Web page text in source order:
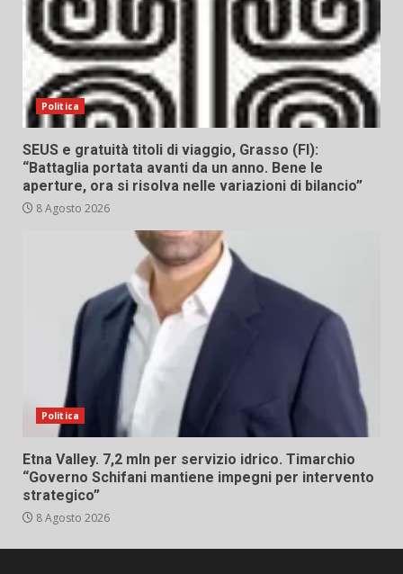
Politica
SEUS e gratuità titoli di viaggio, Grasso (FI):
“Battaglia portata avanti da un anno. Bene le
aperture, ora si risolva nelle variazioni di bilancio”
8 Agosto 2026
Politica
Etna Valley. 7,2 mln per servizio idrico. Timarchio
“Governo Schifani mantiene impegni per intervento
strategico”
8 Agosto 2026